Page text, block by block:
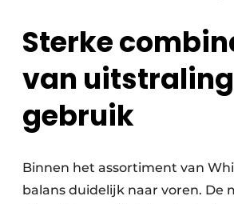
Sterke
van
gebruik
Binnen het assortiment van
balans duidelijk naar voren. De